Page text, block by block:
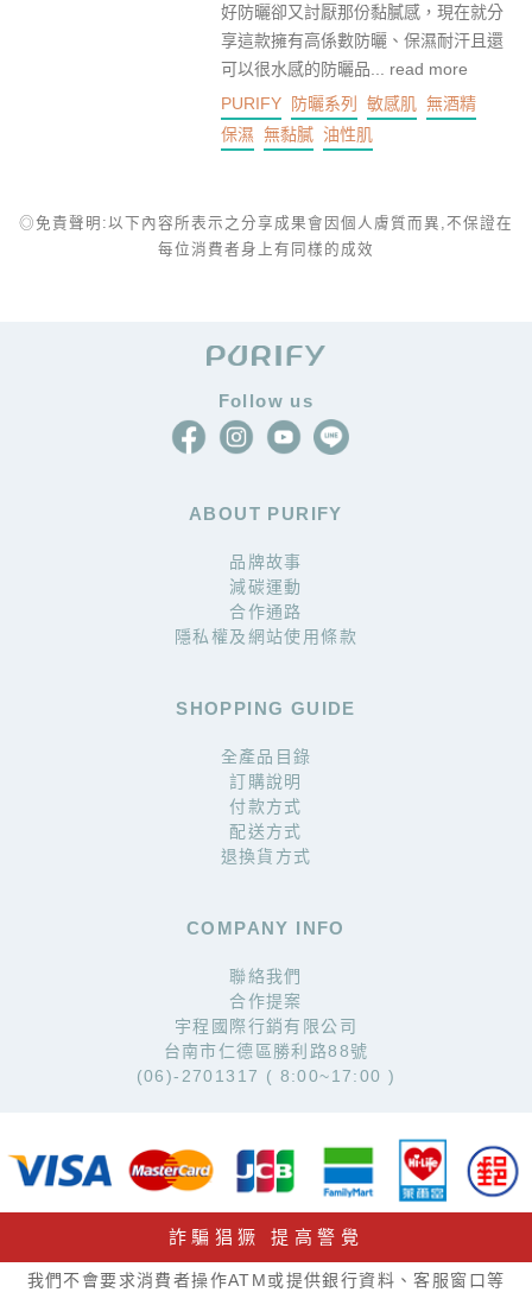
好防曬卻又討厭那份黏膩感，現在就分
享這款擁有高係數防曬、保濕耐汗且還
可以很水感的防曬品... read more
PURIFY
防曬系列 敏感肌 無酒精
保濕 無黏膩 油性肌
◎免責聲明:以下內容所表示之分享成果會因個人膚質而異,不保證在
每位消費者身上有同樣的成效
Follow us
ABOUT PURIFY
品牌故事
減碳運動
合作通路
隱私權及網站使用條款
SHOPPING GUIDE
全產品目錄
訂購說明
付款方式
配送方式
退換貨方式
COMPANY INFO
聯絡我們
合作提案
宇程國際行銷有限公司
台南市仁德區勝利路88號
(06)-2701317 ( 8:00~17:00 )
詐騙猖獗 提高警覺
我們不會要求消費者操作ATM或提供銀行資料、客服窗口等